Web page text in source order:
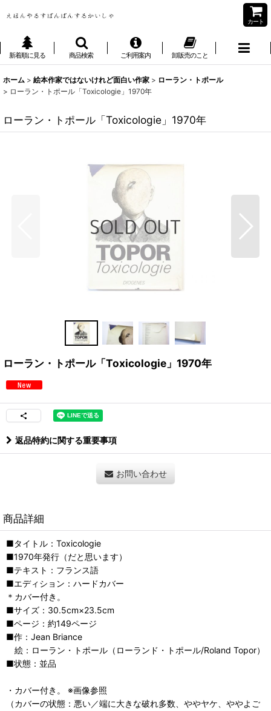
カート
新着順に見る 商品検索 ご利用案内 卸販売のこと
ホーム > 絵本作家ではないけれど面白い作家 > ローラン・トポール
> ローラン・トポール「Toxicologie」1970年
ローラン・トポール「Toxicologie」1970年
ローラン・トポール「Toxicologie」1970年
返品特約に関する重要事項
お問い合わせ
商品詳細
■タイトル：Toxicologie
■1970年発行（だと思います）
■テキスト：フランス語
■エディション：ハードカバー
＊カバー付き。
■サイズ：30.5cm×23.5cm
■ページ：約149ページ
■作：Jean Briance
絵：ローラン・トポール（ローランド・トポール/Roland Topor）
■状態：並品
・カバー付き。 ※画像参照
（カバーの状態：悪い／端に大きな破れ多数、ややヤケ、ややよご